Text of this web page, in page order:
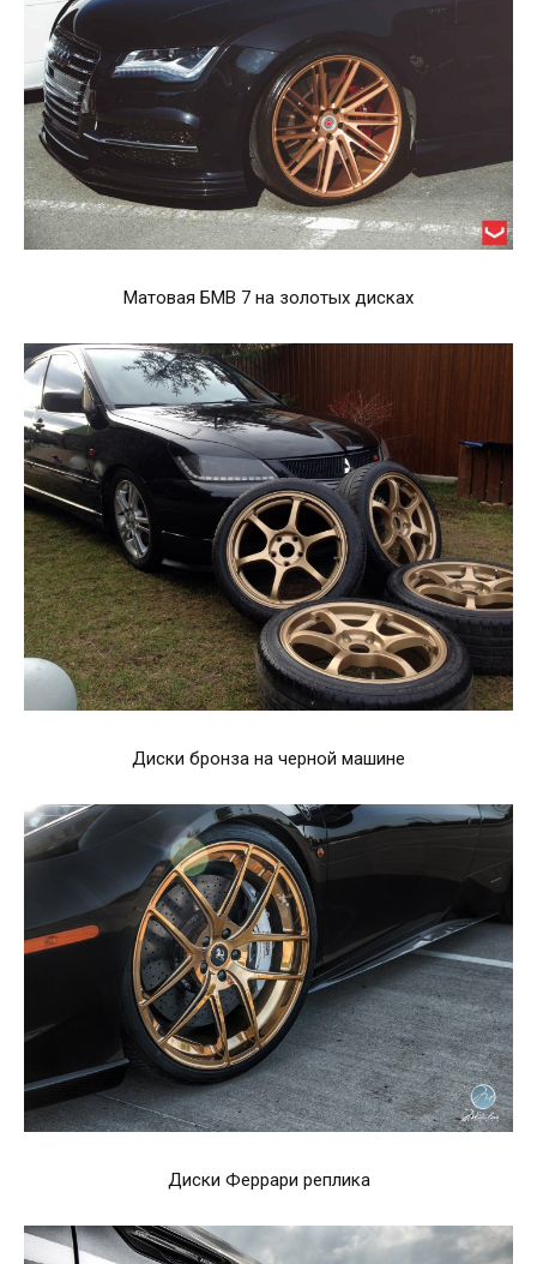
Матовая БМВ 7 на золотых дисках
Диски бронза на черной машине
Диски Феррари реплика